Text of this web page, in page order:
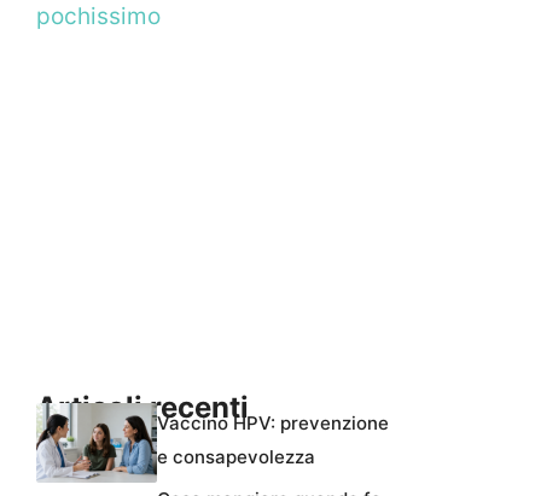
pochissimo
Articoli recentiVaccino HPV: prevenzione
e consapevolezza